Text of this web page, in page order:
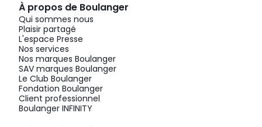
À propos de Boulanger
Qui sommes nous
Plaisir partagé
L'espace Presse
Nos services
Nos marques Boulanger
SAV marques Boulanger
Le Club Boulanger
Fondation Boulanger
Client professionnel
Boulanger INFINITY